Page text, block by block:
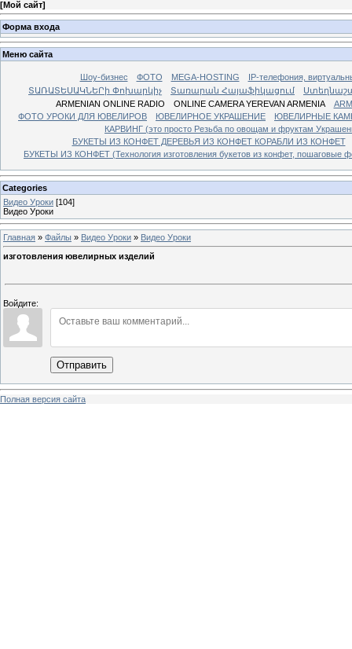
[Мой сайт]
Форма входа
Меню сайта
Шоу-бизнес ФОТО MEGA-HOSTING
IP-телефония,
ՏԱՌԱՏԵՍԱԿՆԵՐի Փոխարկիչ
Տառարան Հայաֆիկացում
ARMENIAN ONLINE RADIO
ONLINE CAMERA YEREVAN ARMENIA
ФОТО УРОКИ ДЛЯ ЮВЕЛИРОВ
ЮВЕЛИРНОЕ УКРАШЕНИЕ
ЮВЕЛИРНЫЕ
КАРВИНГ (это просто Резьба по овощам и фруктам
БУКЕТЫ ИЗ КОНФЕТ ДЕРЕВЬЯ ИЗ КОНФЕТ КОРАБЛИ ИЗ КОНФЕТ
БУКЕТЫ ИЗ КОНФЕТ (Технология изготовления букетов из конфет, пошаговые
Categories
Видео Уроки [104]
Видео Уроки
Главная » Файлы » Видео Уроки » Видео Уроки
изготовления ювелирных изделий
Войдите:
Отправить
Полная версия сайта